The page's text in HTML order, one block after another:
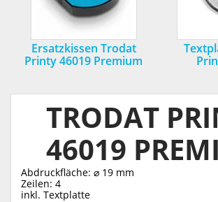
Ersatzkissen Trodat
Printy 46019 Premium
TRODAT
46019
Abdruckfläche: ⌀ 19 mm
Zeilen: 4
inkl. Textplatte